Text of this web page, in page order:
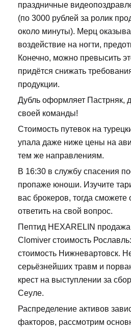
праздничные
(по 3000 рублей за ролик
около минуты). Мерц
воздействие на ногти,
Конечно, можно превысить
придётся снижать
продукции.
Дубль оформляет Пастрняк,
своей команды!
Стоимость путевок на
упала даже ниже цены на
тем же направлениям.
В 16:30 в службу спасения
пропаже юноши. Изучите
вас брокеров, тогда сможете
ответить на свой вопрос.
Пептид HEXARELIN
Clomiver стоимость
стоимость Нижневартовск.
серьёзнейших травм и
крест на выступлении за
Сеуле.
Распределение активов
факторов, рассмотрим